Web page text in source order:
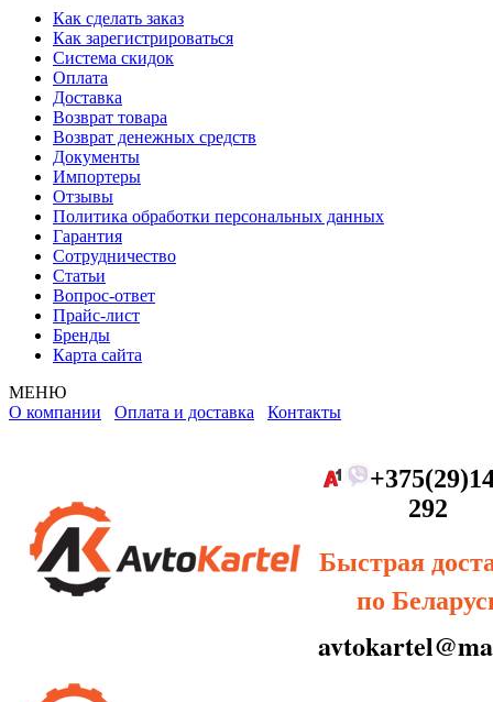
Как сделать заказ
Как зарегистрироваться
Система скидок
Оплата
Доставка
Возврат товара
Возврат денежных средств
Документы
Импортеры
Отзывы
Политика обработки персональных данных
Гарантия
Сотрудничество
Статьи
Вопрос-ответ
Прайс-лист
Бренды
Карта сайта
МЕНЮ
О компании Оплата и доставка Контакты
292
Быстрая
по